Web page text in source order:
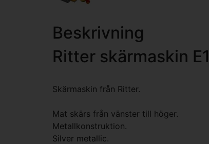
Beskrivning
Ritter skärmaskin
Skärmaskin från Ritter.
Mat skärs från vänster till höger.
Metallkonstruktion.
Silver metallic.